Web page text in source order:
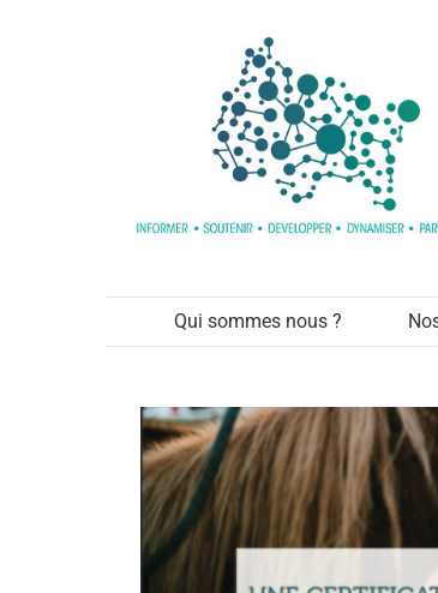
Qui sommes nous ?
Cap’Handéo :